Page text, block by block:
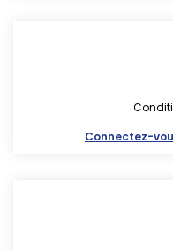
Connectez-